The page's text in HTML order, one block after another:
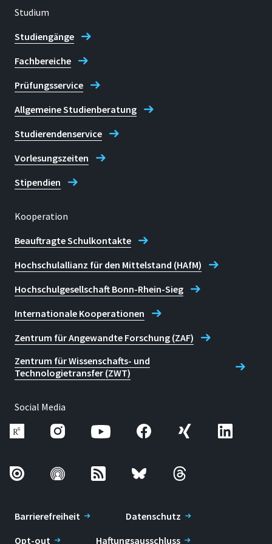
Entwicklung in der Lehre (ZIEL)
Studium
Studiengänge
Fachbereiche
Prüfungsservice
Allgemeine Studienberatung
Studierendenservice
Vorlesungszeiten
Stipendien
Kooperation
Beauftragte Schulkontakte
Hochschulallianz für den Mittelstand (HAfM)
Hochschulgesellschaft Bonn-Rhein-Sieg
Internationale Kooperationen
Zentrum für Angewandte Forschung (ZAF)
Zentrum für Wissenschafts- und
Technologietransfer (ZWT)
Social Media
Barrierefreiheit
Datenschutz
Opt-out
Haftungsausschluss